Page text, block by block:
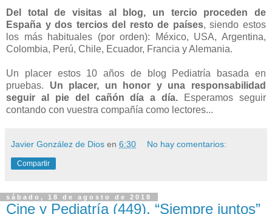
Del total de visitas al blog, un tercio proceden de
España y dos tercios del resto de países, siendo estos
los más habituales (por orden): México, USA, Argentina,
Colombia, Perú, Chile, Ecuador, Francia y Alemania.
Un placer estos 10 años de blog Pediatría basada en
pruebas. Un placer, un honor y una responsabilidad
seguir al pie del cañón día a día.
Esperamos seguir
contando con vuestra compañía como lectores...
Javier González de Dios en 6:30 No hay comentarios:
Compartir
sábado, 18 de agosto de 2018
Cine y Pediatría (449). “Siempre juntos”